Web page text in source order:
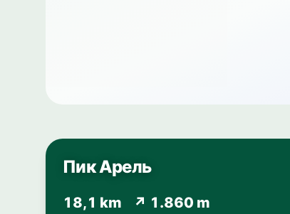
Пик Арель
18,1 km ↗ 1.860 m